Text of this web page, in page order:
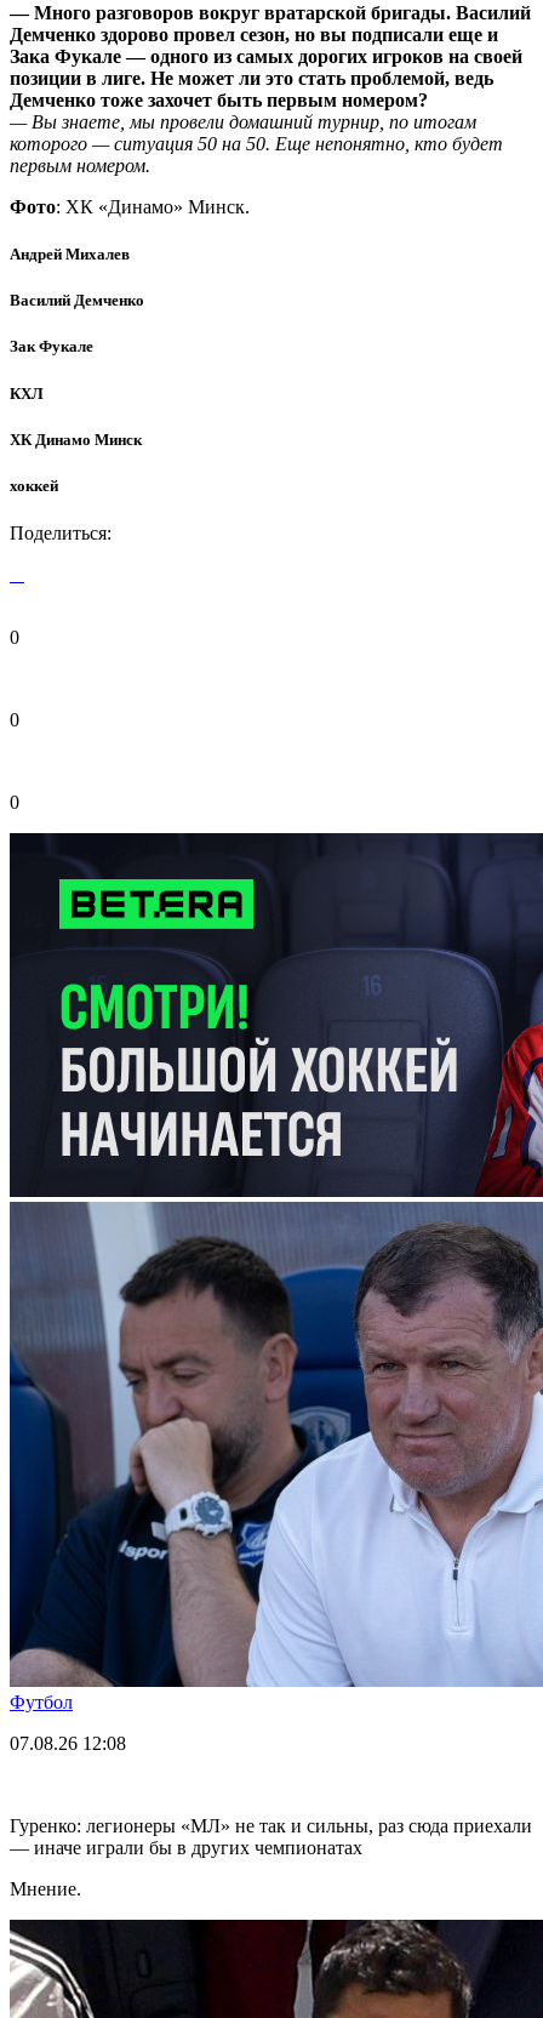
— Много разговоров вокруг вратарской бригады. Василий
Демченко здорово провел сезон, но вы подписали еще и
Зака Фукале — одного из самых дорогих игроков на своей
позиции в лиге. Не может ли это стать проблемой, ведь
Демченко тоже захочет быть первым номером?
— Вы знаете, мы провели домашний турнир, по итогам
которого — ситуация 50 на 50. Еще непонятно, кто будет
первым номером.
Фото: ХК «Динамо» Минск.
Андрей Михалев
Василий Демченко
Зак Фукале
КХЛ
ХК Динамо Минск
хоккей
Поделиться:
0
0
0
Футбол
07.08.26 12:08
Гуренко: легионеры «МЛ» не так и сильны, раз сюда приехали
— иначе играли бы в других чемпионатах
Мнение.